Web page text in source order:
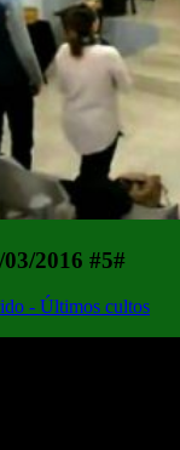
2016 #5#
- Últimos cultos